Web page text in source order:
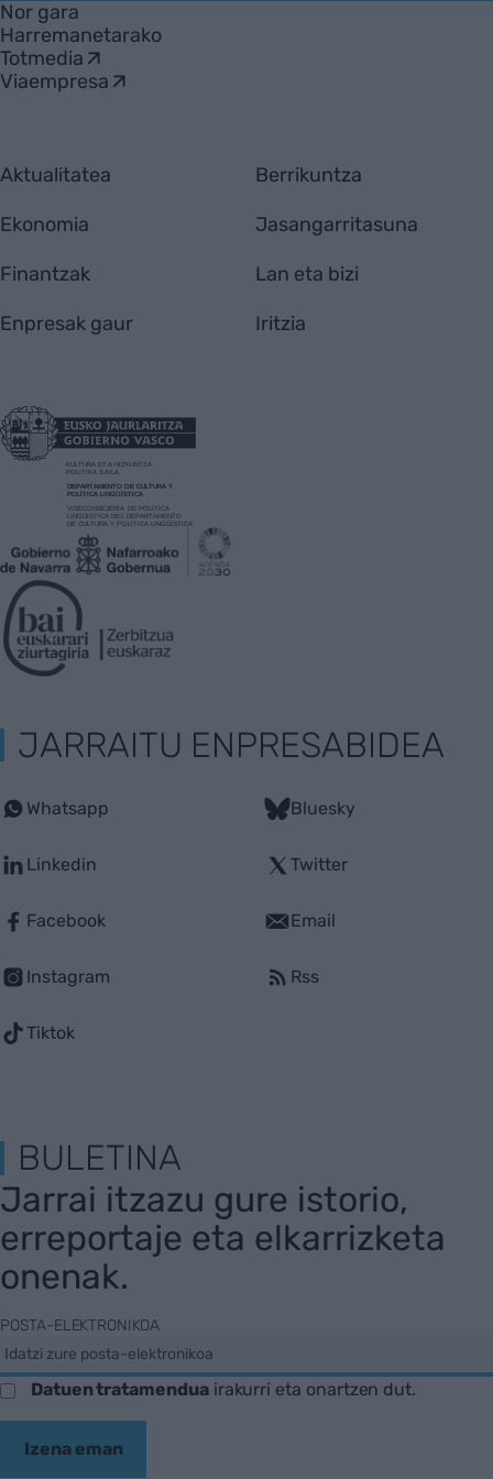
Nor gara
Harremanetarako
Totmedia
Viaempresa
Aktualitatea
Ekonomia
Finantzak
Enpresak gaur
Berrikuntza
Jasangarritasuna
Lan eta bizi
Iritzia
JARRAITU ENPRESABIDEA
Whatsapp
Linkedin
Facebook
Instagram
Tiktok
Bluesky
Twitter
Email
Rss
BULETINA
Jarrai itzazu gure istorio,
erreportaje eta elkarrizketa
onenak.
POSTA-ELEKTRONIKOA
Datuen tratamenduairakurri eta onartzen dut.
Izena eman